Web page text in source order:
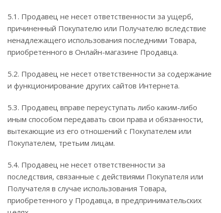
5.1. Продавец не несет ответственности за ущерб,
причиненный Покупателю или Получателю вследствие
ненадлежащего использования последними Товара,
приобретенного в Онлайн-магазине Продавца.
5.2. Продавец не несет ответственности за содержание
и функционирование других сайтов Интернета.
5.3. Продавец вправе переуступать либо каким-либо
иным способом передавать свои права и обязанности,
вытекающие из его отношений с Покупателем или
Покупателем, третьим лицам.
5.4. Продавец не несет ответственности за
последствия, связанные с действиями Покупателя или
Получателя в случае использования Товара,
приобретенного у Продавца, в предпринимательских